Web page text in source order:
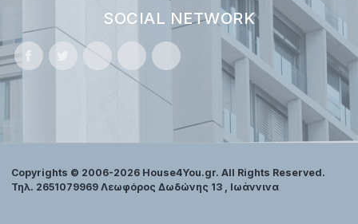
SOCIAL NETWORK
Copyrights © 2006-2026 House4You.gr. All Rights Reserved.
Τηλ. 2651079969 Λεωφόρος Δωδώνης 13 , Ιωάννινα